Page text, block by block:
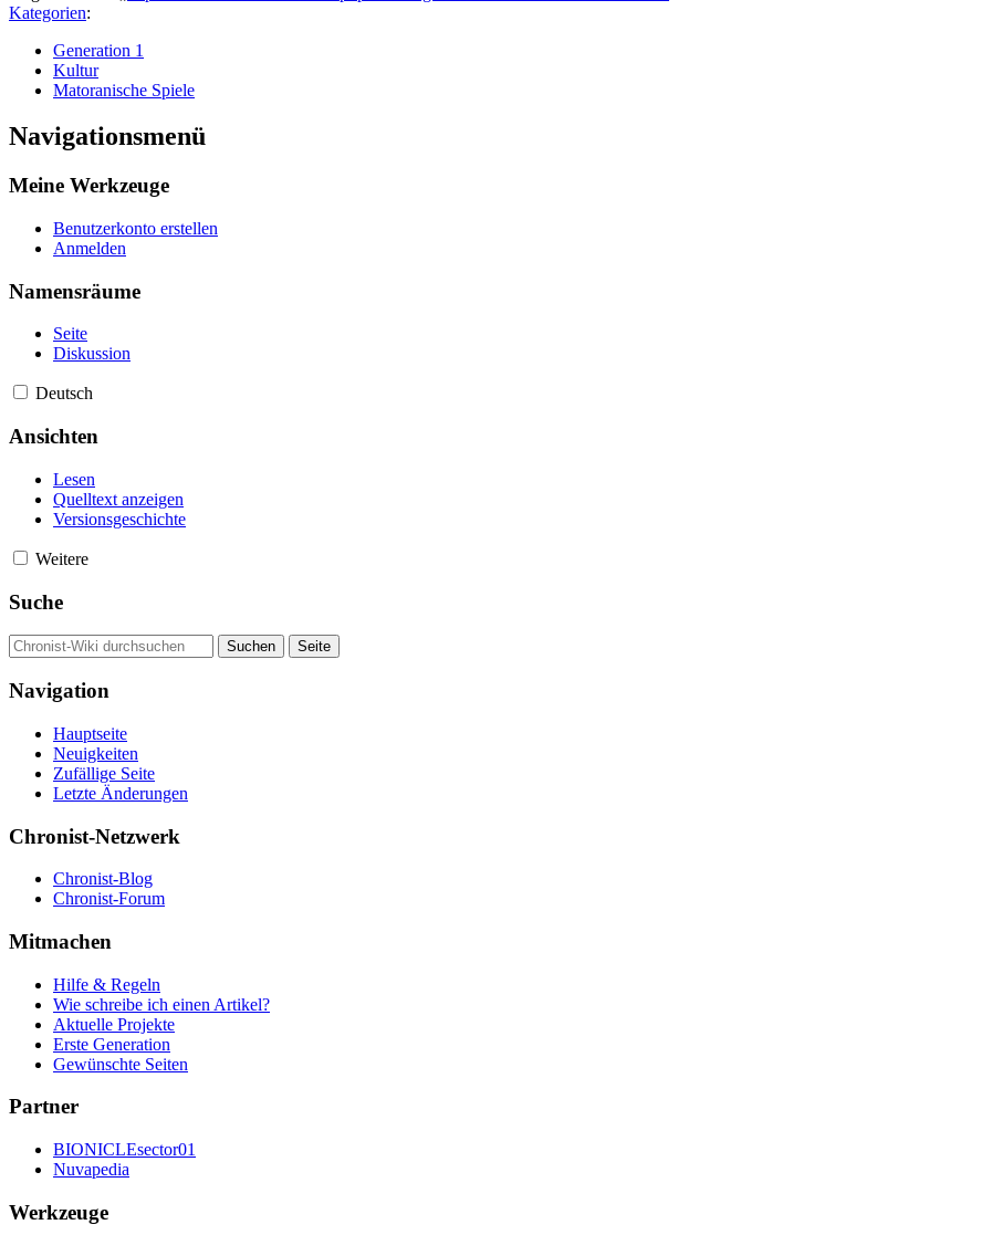
Kategorien:
Generation 1
Kultur
Matoranische Spiele
Navigationsmenü
Meine Werkzeuge
Benutzerkonto erstellen
Anmelden
Namensräume
Seite
Diskussion
Deutsch
Ansichten
Lesen
Quelltext anzeigen
Versionsgeschichte
Weitere
Suche
Navigation
Hauptseite
Neuigkeiten
Zufällige Seite
Letzte Änderungen
Chronist-Netzwerk
Chronist-Blog
Chronist-Forum
Mitmachen
Hilfe & Regeln
Wie schreibe ich einen Artikel?
Aktuelle Projekte
Erste Generation
Gewünschte Seiten
Partner
BIONICLEsector01
Nuvapedia
Werkzeuge